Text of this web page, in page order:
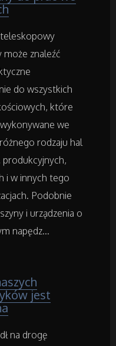
może znaleźć
do wszystkich
które
we
rodzaju hal
i w innych tego
Podobnie
i urządzenia o
napędz...
jest
na drogę